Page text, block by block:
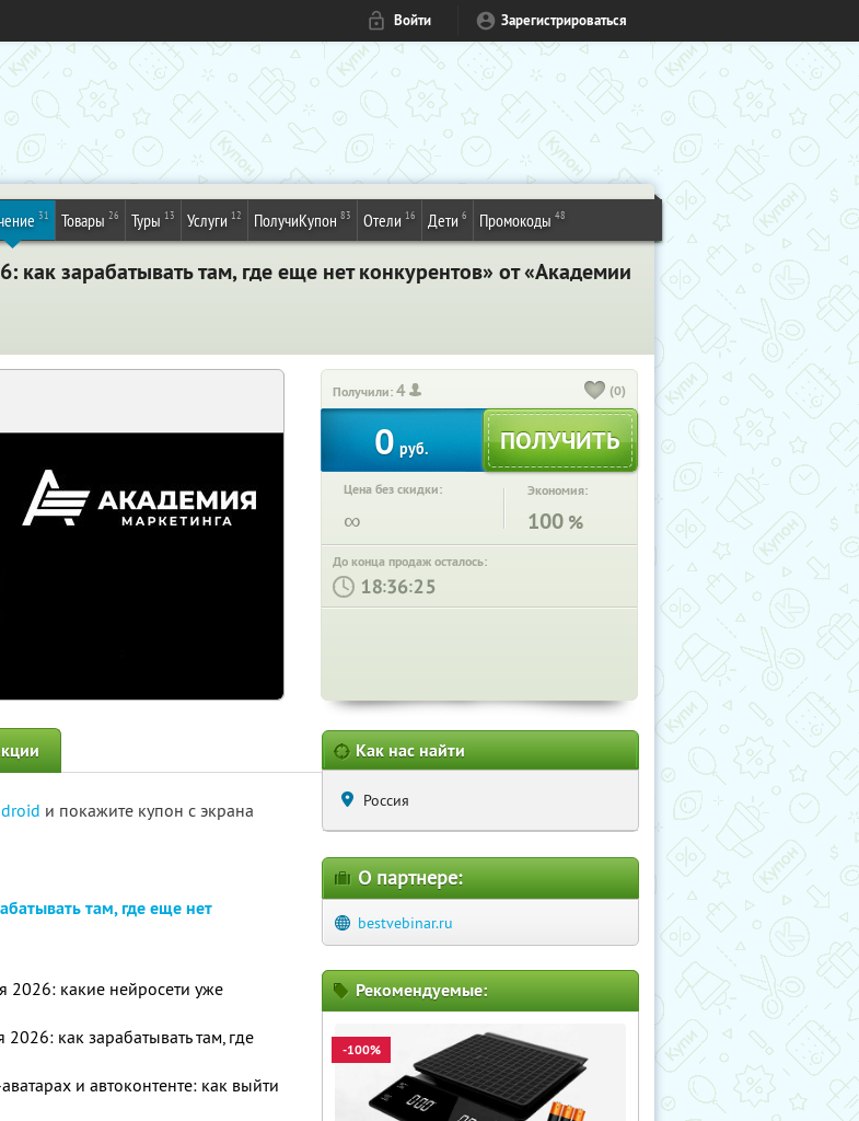
Войти Зарегистрироваться
31 Товары 26 Туры 13 Услуги 12 ПолучиКупон 83 Отели 16 Дети 6 Промокоды 48
как зарабатывать там, где еще нет конкурентов» от «Академии
Получили:4 (0)
0 руб.
Цена без скидки:
∞
Экономия:
100 %
До конца продаж осталось:
: :
и покажите купон с экрана
там, где еще нет
2026: какие нейросети уже
как зарабатывать там, где
и автоконтенте: как выйти
Как нас найти
Россия
О партнере:
bestvebinar.ru
Рекомендуемые:
-100%